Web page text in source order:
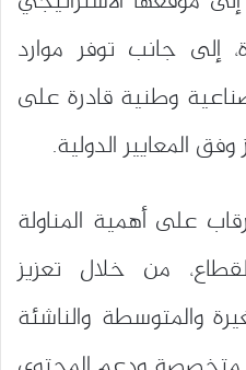
إلى جانب توفر موارد
وطنية قادرة على
المعايير الدولية.
على أهمية المناولة
من خلال تعزيز
والمتوسطة والناشئة